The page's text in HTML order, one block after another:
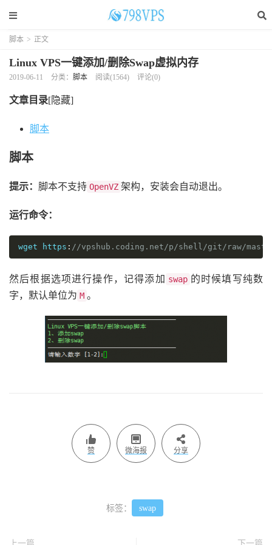
脚本 > 正文
Linux VPS一键添加/删除Swap虚拟内存
2019-06-11 分类： 脚本 阅读(1564) 评论(0)
文章目录[隐藏]
脚本
脚本
提示： 脚本不支持 OpenVZ 架构，安装会自动退出。
运行命令：
wget https : //vpshub.coding.net/p/shell/git/raw/
然后根据选项进行操作，记得添加 swap 的时候填写纯数
字，默认单位为 M 。
赞 微海报 分享
标签： swap